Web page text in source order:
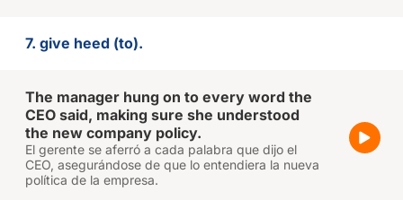
7. give heed (to).
The manager hung on to every word the
CEO said, making sure she understood
the new company policy.
El gerente se aferró a cada palabra que dijo el
CEO, asegurándose de que lo entendiera la nueva
política de la empresa.